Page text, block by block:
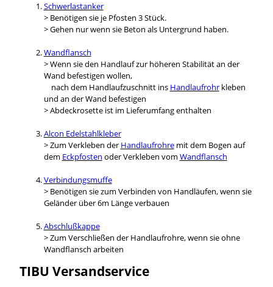
Schwerlastanker
> Benötigen sie je Pfosten 3 Stück.
> Gehen nur wenn sie Beton als Untergrund haben.
Wandflansch
> Wenn sie den Handlauf zur höheren Stabilität an der
Wand befestigen wollen,
nach dem Handlaufzuschnitt ins Handlaufrohrkleben
und an der Wand befestigen
> Abdeckrosette ist im Lieferumfang enthalten
Alcon Edelstahlkleber
> Zum Verkleben der Handlaufrohremit dem Bogen auf
dem Eckpfosten oder Verkleben vom Wandflansch
Verbindungsmuffe
> Benötigen sie zum Verbinden von Handläufen, wenn sie
Geländer über 6m Länge verbauen
Abschlußkappe
> Zum Verschließen der Handlaufrohre, wenn sie ohne
Wandflansch arbeiten
TIBU Versandservice